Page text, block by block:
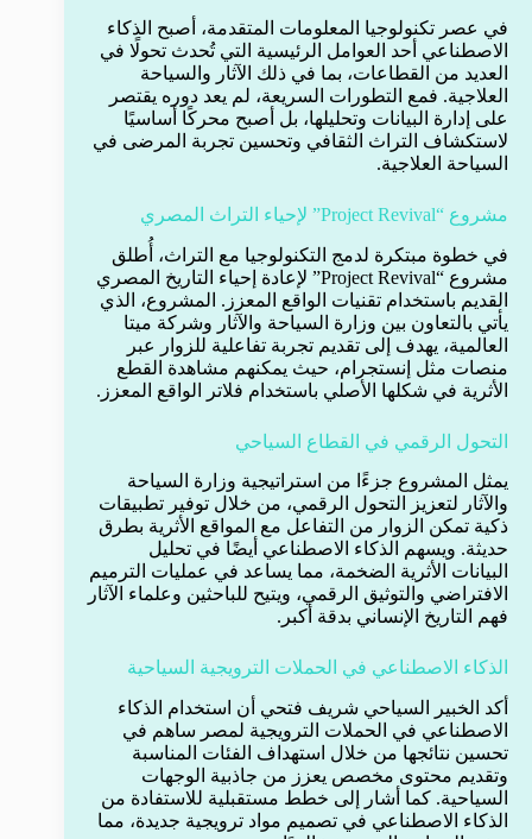
في عصر تكنولوجيا المعلومات المتقدمة، أصبح الذكاء
الاصطناعي أحد العوامل الرئيسية التي تُحدث تحولًا في
العديد من القطاعات، بما في ذلك الآثار والسياحة
العلاجية. فمع التطورات السريعة، لم يعد دوره يقتصر
على إدارة البيانات وتحليلها، بل أصبح محركًا أساسيًا
لاستكشاف التراث الثقافي وتحسين تجربة المرضى في
السياحة العلاجية.
مشروع “Project Revival” لإحياء التراث المصري
في خطوة مبتكرة لدمج التكنولوجيا مع التراث، أُطلق
مشروع “Project Revival” لإعادة إحياء التاريخ المصري
القديم باستخدام تقنيات الواقع المعزز. المشروع، الذي
يأتي بالتعاون بين وزارة السياحة والآثار وشركة ميتا
العالمية، يهدف إلى تقديم تجربة تفاعلية للزوار عبر
منصات مثل إنستجرام، حيث يمكنهم مشاهدة القطع
الأثرية في شكلها الأصلي باستخدام فلاتر الواقع المعزز.
التحول الرقمي في القطاع السياحي
يمثل المشروع جزءًا من استراتيجية وزارة السياحة
والآثار لتعزيز التحول الرقمي، من خلال توفير تطبيقات
ذكية تمكن الزوار من التفاعل مع المواقع الأثرية بطرق
حديثة. ويسهم الذكاء الاصطناعي أيضًا في تحليل
البيانات الأثرية الضخمة، مما يساعد في عمليات الترميم
الافتراضي والتوثيق الرقمي، ويتيح للباحثين وعلماء الآثار
فهم التاريخ الإنساني بدقة أكبر.
الذكاء الاصطناعي في الحملات الترويجية السياحية
أكد الخبير السياحي شريف فتحي أن استخدام الذكاء
الاصطناعي في الحملات الترويجية لمصر ساهم في
تحسين نتائجها من خلال استهداف الفئات المناسبة
وتقديم محتوى مخصص يعزز من جاذبية الوجهات
السياحية. كما أشار إلى خطط مستقبلية للاستفادة من
الذكاء الاصطناعي في تصميم مواد ترويجية جديدة، مما